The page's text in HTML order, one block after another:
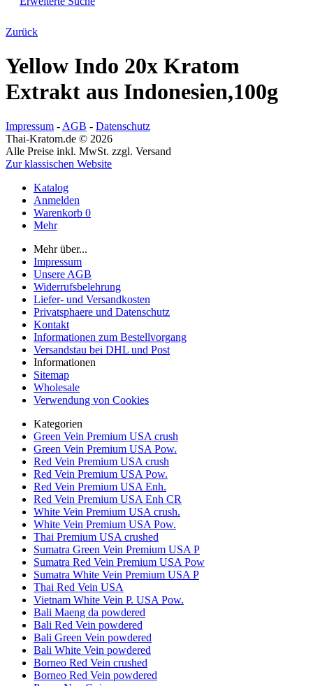
Zurück
Yellow Indo 20x Kratom
Extrakt aus Indonesien,100g
Impressum - AGB - Datenschutz
Thai-Kratom.de © 2026
Alle Preise inkl. MwSt. zzgl. Versand
Zur klassischen Website
Katalog
Anmelden
Warenkorb 0
Mehr
Mehr über...
Impressum
Unsere AGB
Widerrufsbelehrung
Liefer- und Versandkosten
Privatsphaere und Datenschutz
Kontakt
Informationen zum Bestellvorgang
Versandstau bei DHL und Post
Informationen
Sitemap
Wholesale
Verwendung von Cookies
Kategorien
Green Vein Premium USA crush
Green Vein Premium USA Pow.
Red Vein Premium USA crush
Red Vein Premium USA Pow.
Red Vein Premium USA Enh.
Red Vein Premium USA Enh CR
White Vein Premium USA crush.
White Vein Premium USA Pow.
Thai Premium USA crushed
Sumatra Green Vein Premium USA P
Sumatra Red Vein Premium USA Pow
Sumatra White Vein Premium USA P
Thai Red Vein USA
Vietnam White Vein P. USA Pow.
Bali Maeng da powdered
Bali Red Vein powdered
Bali Green Vein powdered
Bali White Vein powdered
Borneo Red Vein crushed
Borneo Red Vein powdered